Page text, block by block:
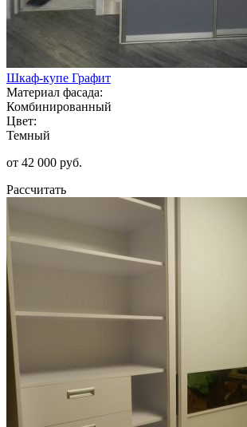
Шкаф-купе Графит
Материал фасада:
Комбинированный
Цвет:
Темный
от 42 000 руб.
Рассчитать